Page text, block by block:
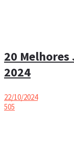
20
2024
22/10/2024
505